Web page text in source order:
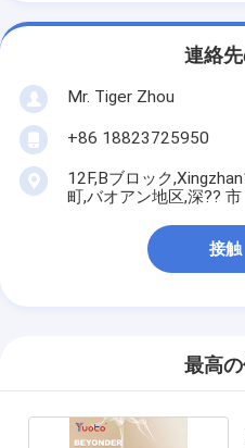
連絡
Mr. Tiger Zhou
+86 18823725950
12F,Bブロック
町,バオアン地区,深?? 市
接触
最高